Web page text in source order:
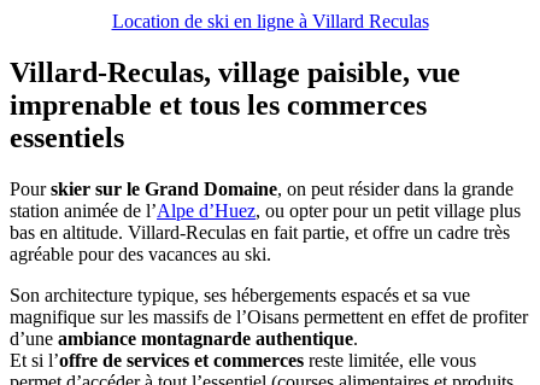
Location de ski en ligne à Villard Reculas
Villard-Reculas, village paisible, vue
imprenable et tous les commerces
essentiels
Pourskier sur le Grand Domaine, on peut résider dans la grande
station animée de l’Alpe d’Huez, ou opter pour un petit village plus
bas en altitude. Villard-Reculas en fait partie, et offre un cadre très
agréable pour des vacances au ski.
Son architecture typique, ses hébergements espacés et sa vue
magnifique sur les massifs de l’Oisans permettent en effet de profiter
d’une ambiance montagnarde authentique.
Et si l’offre de services et commerces reste limitée, elle vous